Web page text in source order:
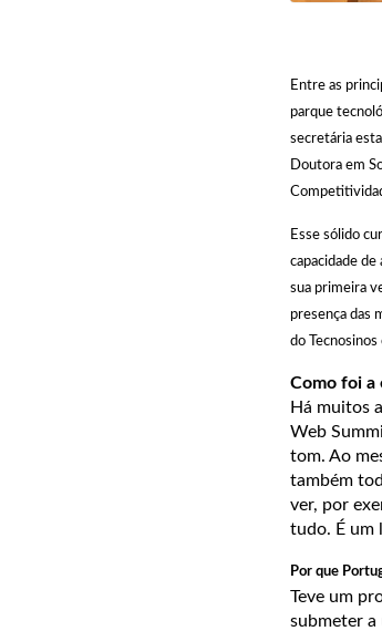
Entre as
parque
secretária
Doutora em
Esse sólido
capacidade
sua primeira
presença das
do
Como foi a
Há muitos
Web
tom. Ao
também
ver, por
tudo. É um
Por que
Teve um
submeter a